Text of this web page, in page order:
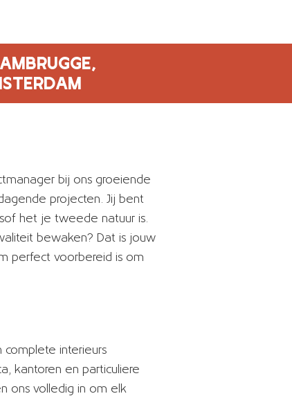
bij ons groeiende
projecten. Jij bent
het je tweede natuur is.
bewaken? Dat is jouw
perfect voorbereid is om
interieurs
kantoren en particuliere
ons volledig in om elk